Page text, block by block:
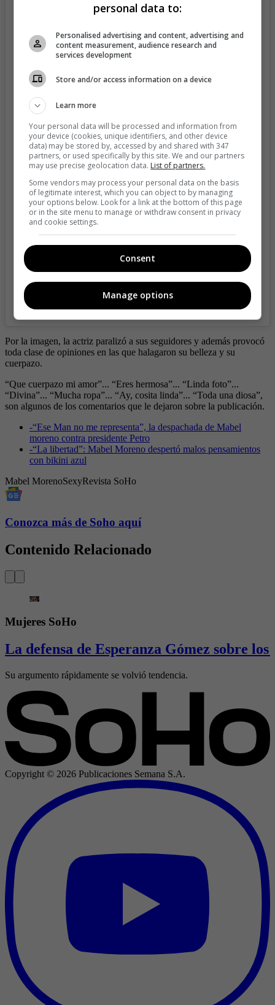
View this post on Instagram
Por la imagen, la actriz paralizó a sus seguidores y además provocó
toda clase de opiniones en las que halagaron su belleza y su
cuerpazo.
“Que cuerpazo mi amor”... “Eres hermosa”... “Linda foto”...
“Divina”... “Mucha ropa”... “Ay, cosita linda”... “Toda una diosa”,
son algunos de los comentarios que le dejaron sobre la publicación.
-“Ese Man no me representa”, la despachada de Mabel
moreno contra presidente Petro
-“La libertad”: Mabel Moreno despertó malos pensamientos
con bikini azul
Mabel MorenoSexyRevista SoHo
Conozca más de Soho aquí
Contenido Relacionado
Mujeres SoHo
La defensa de Esperanza Gómez sobre
Su argumento rápidamente se volvió tendencia.
Copyright © 2026 Publicaciones Semana S.A.
personal data to:
Personalised advertising and content, advertising and
content measurement, audience research and
services development
Store and/or access information on a device
Learn more
Your personal data will be processed and information from
your device (cookies, unique identifiers, and other device
data) may be stored by, accessed by and shared with 347
partners, or used specifically by this site. We and our partners
may use precise geolocation data. List of partners.
Some vendors may process your personal data on the basis
of legitimate interest, which you can object to by managing
your options below. Look for a link at the bottom of this page
or in the site menu to manage or withdraw consent in privacy
and cookie settings.
Consent
Manage options